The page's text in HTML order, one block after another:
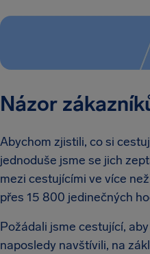
Názor
Abychom zjistili, co si
jednoduše jsme se jich
mezi cestujícími ve více
přes 15 800 jedinečných
Požádali jsme cestující,
naposledy navštívili, na